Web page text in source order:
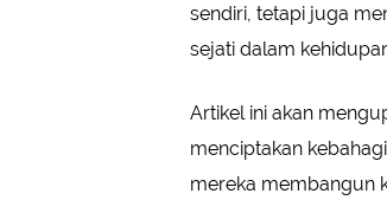
sendiri, tetapi juga
sejati dalam
Artikel ini akan
menciptakan
mereka membangun